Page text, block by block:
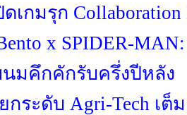
ดเกมรุก
x SPIDER-
มคึกคักรับครึ่งปีหลัง
ยกระดับ Agri-Tech เ